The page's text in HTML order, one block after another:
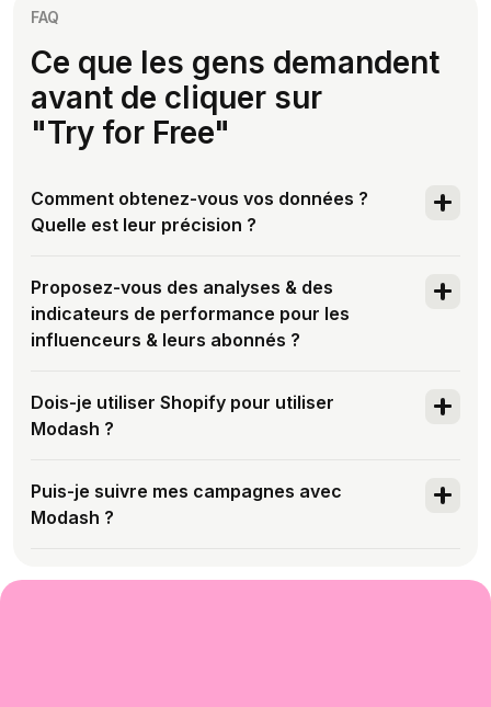
FAQ
Ce que les gens demandent
avant de cliquer sur
"Try for Free"
Comment obtenez-vous vos données ?
Quelle est leur précision ?
centaines de milliards de contenus publics
et en tire des insights.
possible. Après avoir audité nos données,
certaines des entreprises B2C à la
choisi Modash plutôt que les alternatives.
Nos données alimentent même d’autres
plateformes et outils internes grâce à notre
par mois, vous avez donc l’assurance de
Proposez-vous des analyses & des
indicateurs de performance pour les
influenceurs & leurs abonnés ?
les plateformes, notre objectif est de vous
donner une compréhension approfondie
audience.
Dois-je utiliser Shopify pour utiliser
Modash ?
commerce utilisant Shopify tirent le
maximumde valeur de Modash. Grâce à
bénéficient de fonctionnalités
Puis-je suivre mes campagnes avec
Modash ?
contenu de marque (même les Stories) et le